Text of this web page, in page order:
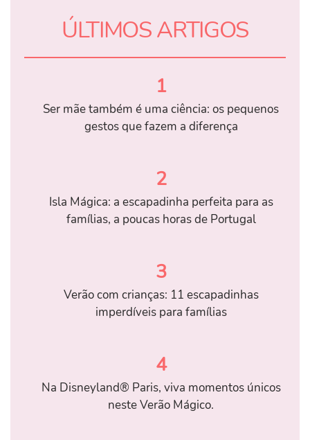
ÚLTIMOS ARTIGOS
1
Ser mãe também é uma ciência: os pequenos
gestos que fazem a diferença
2
Isla Mágica: a escapadinha perfeita para as
famílias, a poucas horas de Portugal
3
Verão com crianças: 11 escapadinhas
imperdíveis para famílias
4
Na Disneyland® Paris, viva momentos únicos
neste Verão Mágico.